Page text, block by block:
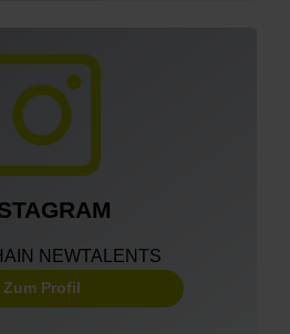
NEWTALENTS
Zum Profil